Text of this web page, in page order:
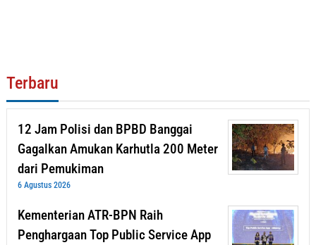
Terbaru
12 Jam Polisi dan BPBD Banggai
Gagalkan Amukan Karhutla 200 Meter
dari Pemukiman
6 Agustus 2026
Kementerian ATR-BPN Raih
Penghargaan Top Public Service App